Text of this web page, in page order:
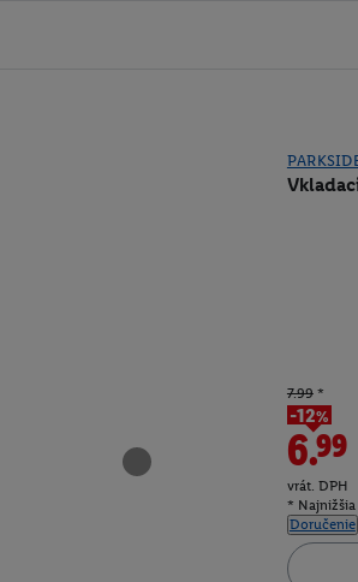
7.99*
-12%
6.99
vrát. DPH
*
Doručenie